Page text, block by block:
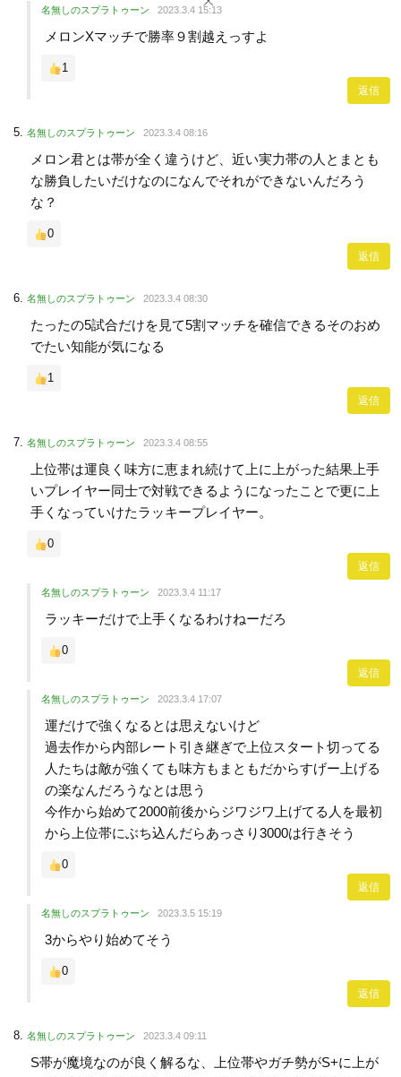
名無しのスプラトゥーン 2023.3.4 15:13
メロンXマッチで勝率９割越えっすよ
1
返信
名無しのスプラトゥーン 2023.3.4 08:16
メロン君とは帯が全く違うけど、近い実力帯の人とまとも
な勝負したいだけなのになんでそれができないんだろう
な？
0
返信
名無しのスプラトゥーン 2023.3.4 08:30
たったの5試合だけを見て5割マッチを確信できるそのおめ
でたい知能が気になる
1
返信
名無しのスプラトゥーン 2023.3.4 08:55
上位帯は運良く味方に恵まれ続けて上に上がった結果上手
いプレイヤー同士で対戦できるようになったことで更に上
手くなっていけたラッキープレイヤー。
0
返信
名無しのスプラトゥーン 2023.3.4 11:17
ラッキーだけで上手くなるわけねーだろ
0
返信
名無しのスプラトゥーン 2023.3.4 17:07
運だけで強くなるとは思えないけど
過去作から内部レート引き継ぎで上位スタート切ってる
人たちは敵が強くても味方もまともだからすげー上げる
の楽なんだろうなとは思う
今作から始めて2000前後からジワジワ上げてる人を最初
から上位帯にぶち込んだらあっさり3000は行きそう
0
返信
名無しのスプラトゥーン 2023.3.5 15:19
3からやり始めてそう
0
返信
名無しのスプラトゥーン 2023.3.4 09:11
S帯が魔境なのが良く解るな、上位帯やガチ勢がS+に上が